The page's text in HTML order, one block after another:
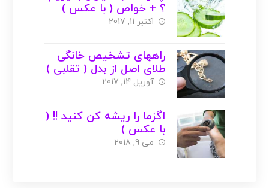
؟ + خواص ( با عکس )
اکتبر 11, 2017
راههای تشخیص خانگی
طلای اصل از بدل ( تقلبی )
+ عکس
آوریل 14, 2017
اگزما را ریشه کن کنید !! (
با عکس )
می 9, 2018